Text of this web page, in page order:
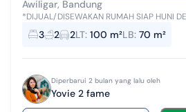
Awiligar, Bandung
*DIJUAL/DISEWAKAN RUMAH SIAP HUNI
BANDUNG DI BALI GARDEN CITY VIEW
100 m² - LB 70 m² (2 lantai) - 3 Ka...
3 2 2LT: 100 m²LB: 70 m²
Diperbarui 2 bulan yang lalu oleh
Yovie 2 fame